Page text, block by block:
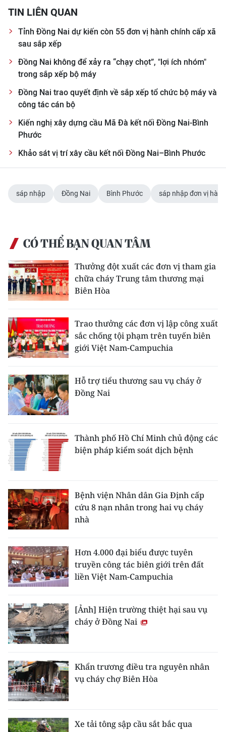
TIN LIÊN QUAN
Tỉnh Đồng Nai dự kiến còn 55 đơn vị hành chính cấp xã
sau sắp xếp
Đồng Nai không để xảy ra “chạy chọt”, "lợi ích nhóm"
trong sắp xếp bộ máy
Đồng Nai trao quyết định về sắp xếp tổ chức bộ máy và
công tác cán bộ
Kiến nghị xây dựng cầu Mã Đà kết nối Đồng Nai-Bình
Phước
Khảo sát vị trí xây cầu kết nối Đồng Nai–Bình Phước
sáp nhập Đồng Nai Bình Phước sáp nhập đơn vị
CÓ THỂ BẠN QUAN TÂM
Thưởng đột xuất các đơn vị tham gia
chữa cháy Trung tâm thương mại
Biên Hòa
Trao thưởng các đơn vị lập công xuất
sắc chống tội phạm trên tuyến biên
giới Việt Nam-Campuchia
Hỗ trợ tiểu thương sau vụ cháy ở
Đồng Nai
Thành phố Hồ Chí Minh chủ động các
biện pháp kiểm soát dịch bệnh
Bệnh viện Nhân dân Gia Định cấp
cứu 8 nạn nhân trong hai vụ cháy
nhà
Hơn 4.000 đại biểu được tuyên
truyền công tác biên giới trên đất
liền Việt Nam-Campuchia
[Ảnh] Hiện trường thiệt hại sau vụ
cháy ở Đồng Nai
Khẩn trương điều tra nguyên nhân
vụ cháy chợ Biên Hòa
Xe tải tông sập cầu sắt bắc qua